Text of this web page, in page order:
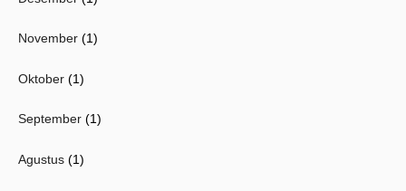
November (1)
Oktober (1)
September (1)
Agustus (1)